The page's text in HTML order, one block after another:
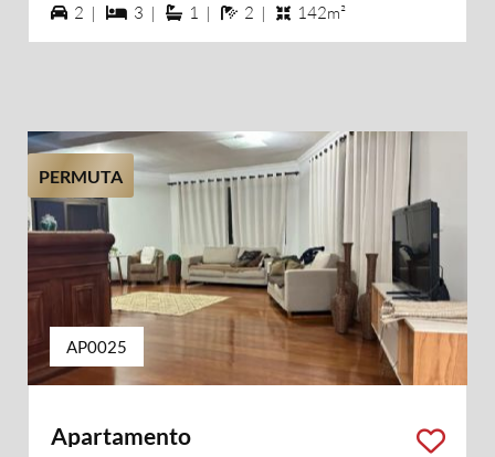
2 vagas na garagem
2 | 3 dormiórios
3 | 1 suítes
1 | 2 banheiros
2 | 142m²
PERMUTA
AP0025
Apartamento